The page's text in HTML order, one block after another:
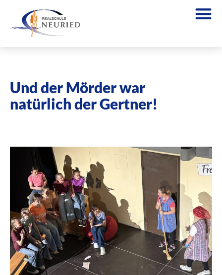
Und der Mörder war
natürlich der Gertner!